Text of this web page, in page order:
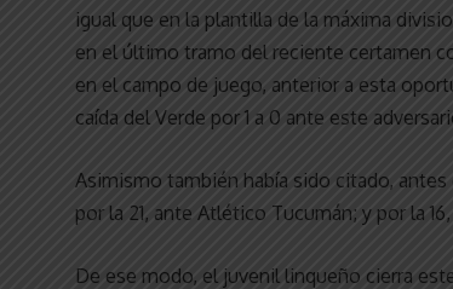
igual que en la plantilla de la máxima
en el último tramo del reciente certamen
en el campo de juego, anterior a esta
caída del Verde por 1 a 0 ante este
Asimismo también había sido citado,
por la 21, ante Atlético Tucumán; y por la
De ese modo, el juvenil linqueño cierra